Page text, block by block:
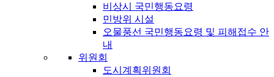
비상시 국민행동요령
민방위 시설
오물풍선 국민행동요령 및 피해접수 안
내
위원회
도시계획위원회